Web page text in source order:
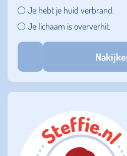
Je hebt je huid verbrand.
Je lichaam is oververhit.